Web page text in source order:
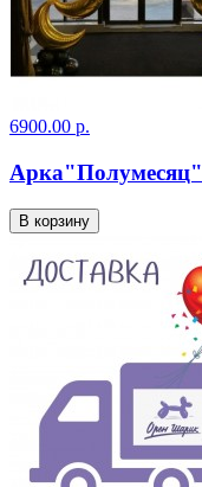
6900.00 р.
Арка"Полумесяц"
В корзину